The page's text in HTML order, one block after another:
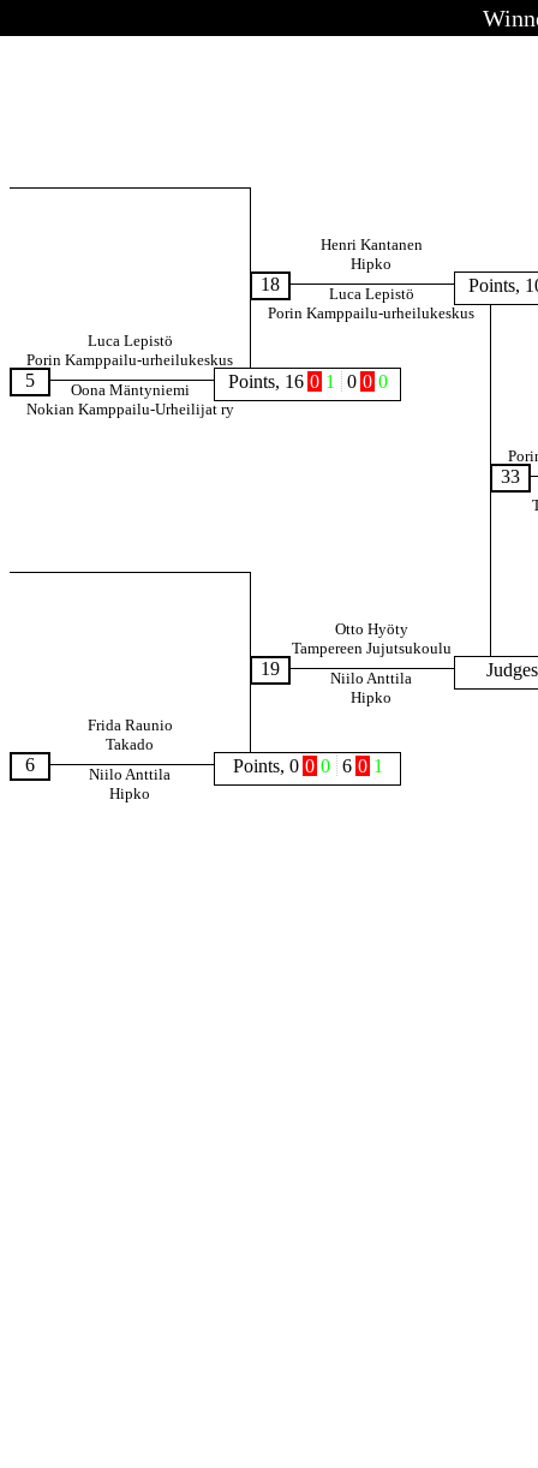
Points, 16 0 1 0 0 0
5
Luca Lepistö
Porin Kamppailu-urheilukeskus
Oona Mäntyniemi
Nokian Kamppailu-Urheilijat ry
Points, 0 0 0 6 0 1
6
Frida Raunio
Takado
Niilo Anttila
Hipko
Points,
18
Henri Kantanen
Hipko
Luca Lepistö
Porin Kamppailu-urheilukeskus
19
Otto Hyöty
Tampereen Jujutsukoulu
Niilo Anttila
Hipko
33